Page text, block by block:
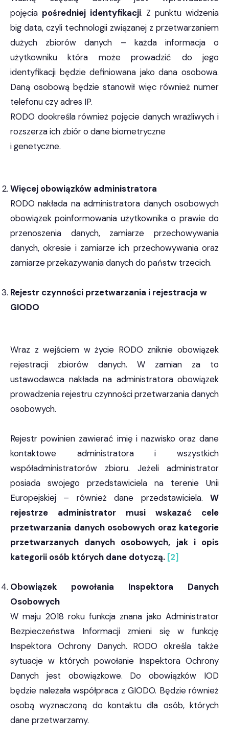
pojęcia pośredniej identyfikacji. Z punktu widzenia
big data, czyli technologii związanej z przetwarzaniem
dużych zbiorów danych – każda informacja o
użytkowniku która może prowadzić do jego
identyfikacji będzie definiowana jako dana osobowa.
Daną osobową będzie stanowił więc również numer
telefonu czy adres IP.
RODO dookreśla również pojęcie danych wrażliwych i
rozszerza ich zbiór o dane biometryczne
i genetyczne.
Więcej obowiązków administratora
RODO nakłada na administratora danych osobowych
obowiązek poinformowania użytkownika o prawie do
przenoszenia danych, zamiarze przechowywania
danych, okresie i zamiarze ich przechowywania oraz
zamiarze przekazywania danych do państw trzecich.
Rejestr czynności przetwarzania i rejestracja w
GIODO
Wraz z wejściem w życie RODO zniknie obowiązek
rejestracji zbiorów danych. W zamian za to
ustawodawca nakłada na administratora obowiązek
prowadzenia rejestru czynności przetwarzania danych
osobowych.
Rejestr powinien zawierać imię i nazwisko oraz dane
kontaktowe administratora i wszystkich
współadministratorów zbioru. Jeżeli administrator
posiada swojego przedstawiciela na terenie Unii
Europejskiej – również dane przedstawiciela. W
rejestrze administrator musi wskazać cele
przetwarzania danych osobowych oraz kategorie
przetwarzanych danych osobowych, jak i opis
kategorii osób których dane dotyczą. [2]
Obowiązek powołania Inspektora Danych
Osobowych
W maju 2018 roku funkcja znana jako Administrator
Bezpieczeństwa Informacji zmieni się w funkcję
Inspektora Ochrony Danych. RODO określa także
sytuacje w których powołanie Inspektora Ochrony
Danych jest obowiązkowe. Do obowiązków IOD
będzie należała współpraca z GIODO. Będzie również
osobą wyznaczoną do kontaktu dla osób, których
dane przetwarzamy.